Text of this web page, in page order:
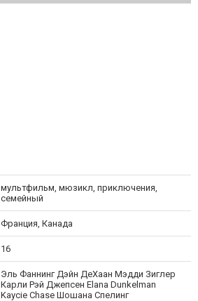
мультфильм, мюзикл, приключения,
семейный
Франция, Канада
16
Эль Фаннинг Дэйн ДеХаан Мэдди Зиглер
Карли Рэй Джепсен Elana Dunkelman
Kaycie Chase Шошана Спелинг